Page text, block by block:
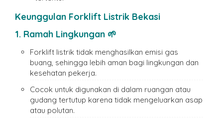
Keunggulan Forklift Listrik Bekasi
1. Ramah Lingkungan 🌱
Forklift listrik tidak menghasilkan emisi gas
buang, sehingga lebih aman bagi lingkungan dan
kesehatan pekerja.
Cocok untuk digunakan di dalam ruangan atau
gudang tertutup karena tidak mengeluarkan asap
atau polutan.